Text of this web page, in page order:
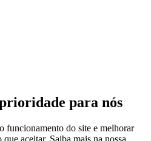
para nós
funcionamento do site e melhorar
aceitar. Saiba mais na nossa